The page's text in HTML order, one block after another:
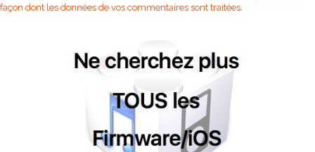
façon dont les données de vos commentaires sont traitées.